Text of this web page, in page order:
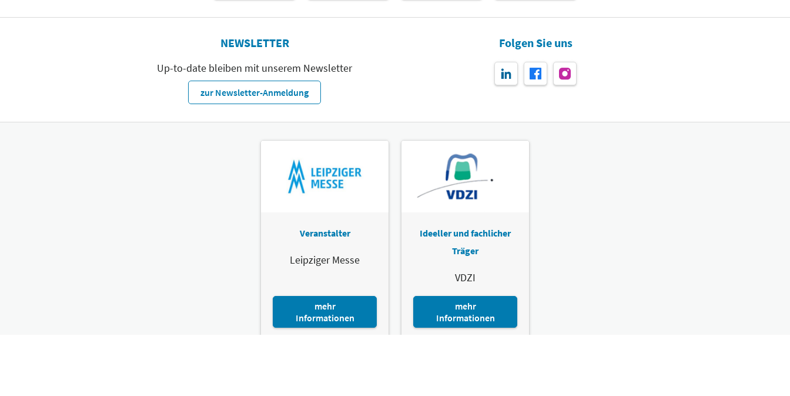
NEWSLETTER
Up-to-date bleiben mit unserem Newsletter
zur Newsletter-Anmeldung
Folgen Sie uns
Veranstalter
Leipziger Messe
mehr
Informationen
Ideeller und fachlicher
Träger
VDZI
mehr
Informationen